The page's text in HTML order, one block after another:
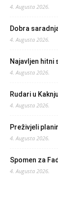
4. Augusta 2026.
Dobra
4. Augusta 2026.
Najavljen hitni
4. Augusta 2026.
Rudari u
4. Augusta 2026.
Preživjeli
4. Augusta 2026.
Spomen za
4. Augusta 2026.